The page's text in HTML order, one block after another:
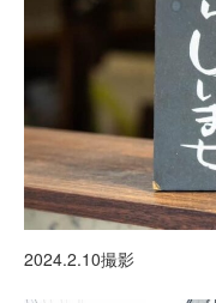
2024.2.10撮影